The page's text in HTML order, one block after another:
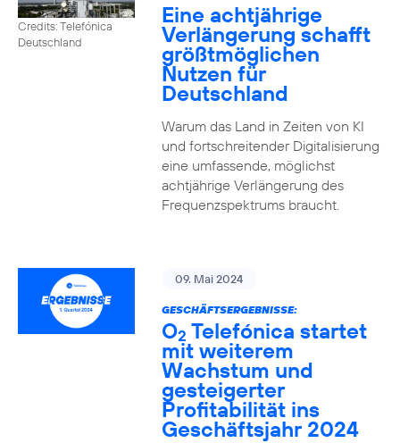
Credits: Telefónica
Deutschland
Eine achtjährige
Verlängerung schafft
größtmöglichen
Nutzen für
Deutschland
Warum das Land in Zeiten von KI
und fortschreitender Digitalisierung
eine umfassende, möglichst
achtjährige Verlängerung des
Frequenzspektrums braucht.
09. Mai 2024
GESCHÄFTSERGEBNISSE:
O2 Telefónica startet
mit weiterem
Wachstum und
gesteigerter
Profitabilität ins
Geschäftsjahr 2024